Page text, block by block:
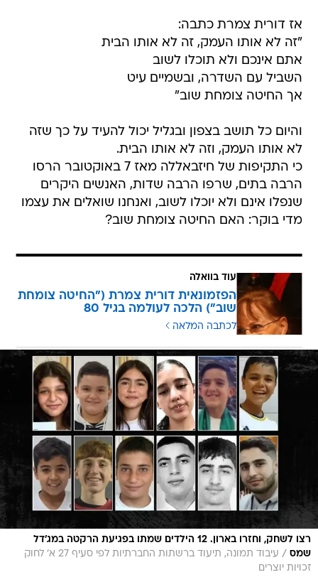
אז דורית צמרת כתבה:
"זה לא אותו העמק, זה לא אותו הבית
אתם אינכם ולא תוכלו לשוב
השביל עם השדרה, ובשמיים עיט
אך החיטה צומחת שוב"
והיום כל תושב בצפון ובגליל יכול להעיד על כך שזה
לא אותו העמק, וזה לא אותו הבית.
כי התקיפות של חיזבאללה מאז 7 באוקטובר הרסו
הרבה בתים, שרפו הרבה שדות, האנשים היקרים
שנפלו אינם ולא יוכלו לשוב, ואנחנו שואלים את עצמו
מדי בוקר: האם החיטה צומחת שוב?
עוד בוואלה
הפזמונאית דורית צמרת ("החיטה צומחת
שוב") הלכה לעולמה בגיל 80
לכתבה המלאה
רצו לשחק, וחזרו בארון. 12 הילדים שמתו בפגיעת הרקטה במג'דל
שמס /
עיבוד תמונה, תיעוד ברשתות החברתיות לפי סעיף 27 א' לחוק
זכויות יוצרים